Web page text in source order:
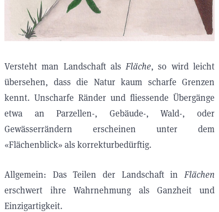
Versteht man Landschaft alsFläche, so wird leicht
übersehen, dass die Natur kaum scharfe Grenzen
kennt. Unscharfe Ränder und fliessende Übergänge
etwa an Parzellen-, Gebäude-, Wald-, oder
Gewässerrändern erscheinen unter dem
«Flächenblick» als korrekturbedürftig.
Allgemein: Das Teilen der Landschaft in Flächen
erschwert ihre Wahrnehmung als Ganzheit und
Einzigartigkeit.